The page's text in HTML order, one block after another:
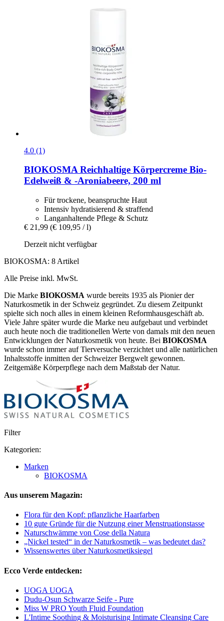
4.0 (1)
BIOKOSMAReichhaltige Körpercreme Bio-​
Edelweiß & -​Aroniabeere, 200 ml
Für trockene, beanspruchte Haut
Intensiv hydratisierend & straffend
Langanhaltende Pflege & Schutz
€ 21,99 (€ 109,95 / l)
Derzeit nicht verfügbar
BIOKOSMA: 8 Artikel
Alle Preise inkl. MwSt.
Die Marke BIOKOSMA wurde bereits 1935 als Pionier der
Naturkosmetik in der Schweiz gegründet. Zu diesem Zeitpunkt
spielte sich noch alles in einem kleinen Reformhausgeschäft ab.
Viele Jahre später wurde die Marke neu aufgebaut und verbindet
auch heute noch die traditionellen Werte von damals mit den neuen
Entwicklungen der Naturkosmetik von heute. Bei BIOKOSMA
wurde schon immer auf Tierversuche verzichtet und alle natürlichen
Inhaltsstoffe inmitten der Schweizer Bergwelt gewonnen.
Zeitgemäße Körperpflege nach dem Maßstab der Natur.
Filter
Kategorien:
Marken
BIOKOSMA
Aus unserem Magazin:
Flora für den Kopf: pflanzliche Haarfarben
10 gute Gründe für die Nutzung einer Menstruationstasse
Naturschwämme von Cose della Natura
„Nickel tested“ in der Naturkosmetik – was bedeutet das?
Wissenswertes über Naturkosmetiksiegel
Ecco Verde entdecken:
UOGA UOGA
Dudu-Osun Schwarze Seife - Pure
Miss W PRO Youth Fluid Foundation
L'Intime Soothing & Moisturising Intimate Cleansing Care